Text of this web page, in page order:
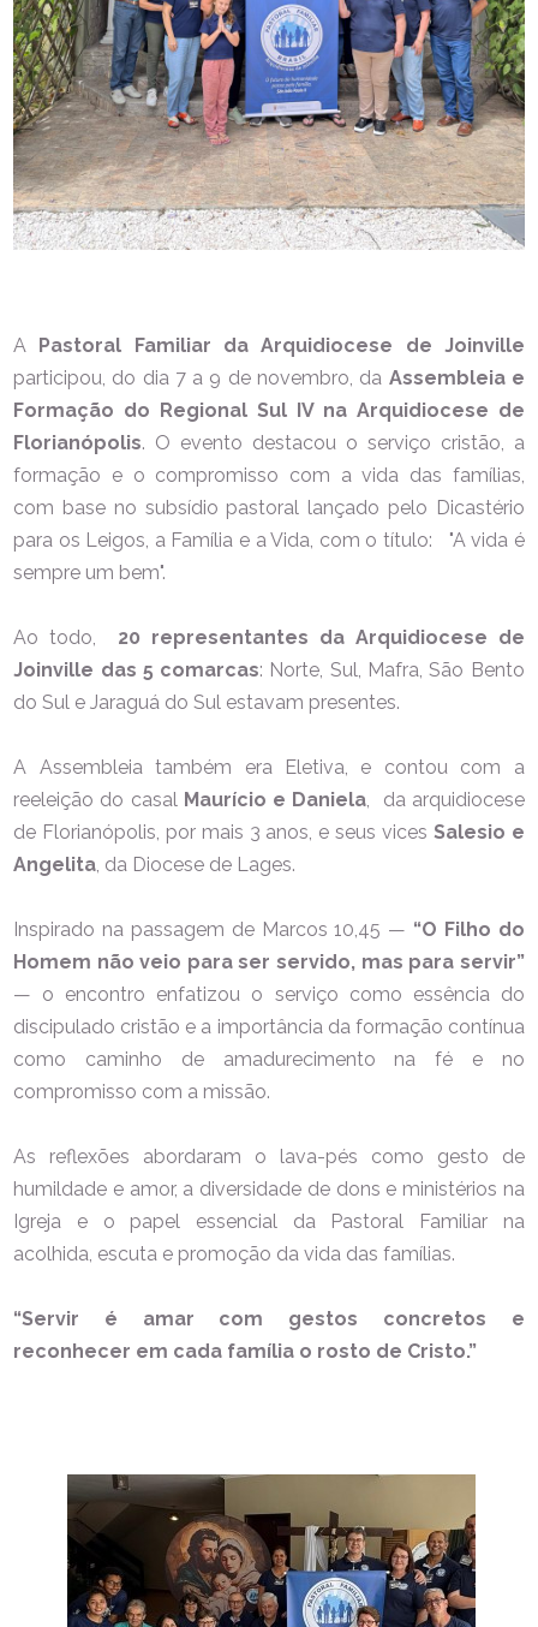
A
Pastoral Familiar da Arquidiocese de Joinville
participou, do dia 7 a 9 de novembro, da Assembleia e
Formação do Regional Sul IV na Arquidiocese de
Florianópolis. O evento destacou o serviço cristão, a
formação e o compromisso com a vida das famílias,
com base no subsídio pastoral lançado pelo Dicastério
para os Leigos, a Família e a Vida, com o título: "A vida é
sempre um bem".
Ao todo, 20 representantes da Arquidiocese de
Joinville das 5 comarcas: Norte, Sul, Mafra, São Bento
do Sul e Jaraguá do Sul estavam presentes.
A Assembleia também era Eletiva, e contou com a
reeleição do casal Maurício e Daniela, da arquidiocese
de Florianópolis, por mais 3 anos, e seus vices Salesio e
Angelita, da Diocese de Lages.
Inspirado na passagem de Marcos 10,45 — “O Filho do
Homem não veio para ser servido, mas para servir”
— o encontro enfatizou o serviço como essência do
discipulado cristão e a importância da formação contínua
como caminho de amadurecimento na fé e no
compromisso com a missão.
As reflexões abordaram o lava-pés como gesto de
humildade e amor, a diversidade de dons e ministérios na
Igreja e o papel essencial da Pastoral Familiar na
acolhida, escuta e promoção da vida das famílias.
“Servir é amar com gestos concretos e
reconhecer em cada família o rosto de Cristo.”